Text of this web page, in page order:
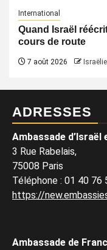
International
Quand Israël
cours de route
7 août 2026
ADRESSES
Ambassade d’Israël
3 Rue Rabelais,
75008 Paris
Téléphone : 01 40 76
https://
Ambassade de